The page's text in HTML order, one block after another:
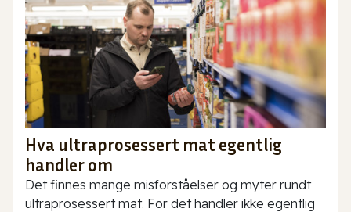
Hva ultraprosessert mat egentlig
handler om
Det finnes mange misforståelser og myter rundt
ultraprosessert mat. For det handler ikke egentlig